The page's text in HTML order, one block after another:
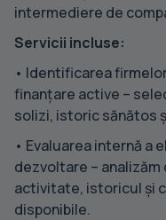
intermediere de
Servicii incluse:
• Identificarea
finanțare active –
solizi, istoric sănătos
• Evaluarea internă a
dezvoltare –
activitate, istoricul și
disponibile.